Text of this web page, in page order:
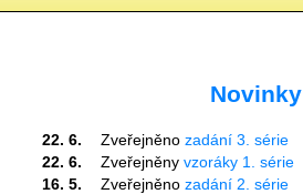
Novinky
22. 6. Zveřejněnozadání 3. série
22. 6.
Zveřejněnyvzoráky 1. série
16. 5.
Zveřejněnozadání 2. série